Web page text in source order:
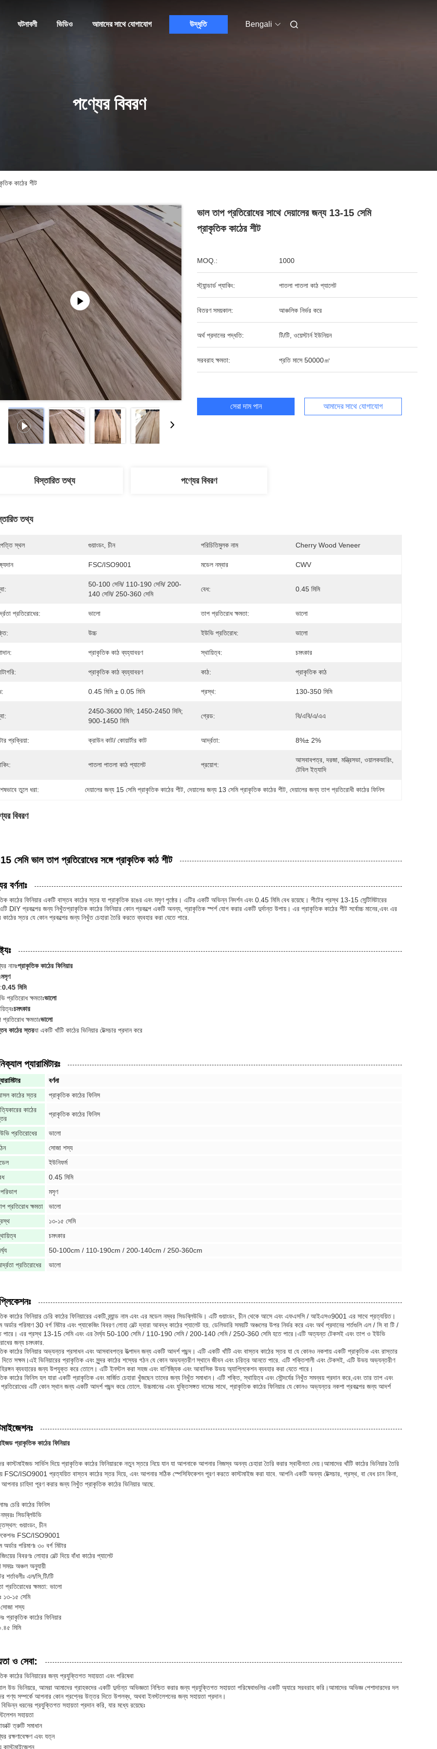
ঘটনাবলী ভিডিও আমাদের সাথে যোগাযোগ উদ্ধৃতি Bengali
পণ্যের বিবরণ
কাঠের শীট
ভাল তাপ প্রতিরোধের সাথে দেয়ালের জন্য 13-15 সেমি
প্রাকৃতিক কাঠের শীট
MOQ.: 1000
স্ট্যান্ডার্ড প্যাকিং: পাতলা পাতলা কাঠ প্যালেট
বিতরণ সময়কাল: আঞ্চলিক নির্ভর করে
অর্থ প্রদানের পদ্ধতি: টি/টি, ওয়েস্টার্ন ইউনিয়ন
সরবরাহ ক্ষমতা: প্রতি মাসে 50000㎡
সেরা দাম পান আমাদের সাথে যোগাযোগ
বিস্তারিত তথ্য পণ্যের বিবরণ
তথ্য
স্থল গুয়াংডং, চীন পরিচিতিমুলক নাম Cherry Wood Veneer
FSC/ISO9001 মডেল নম্বার CWV
50-100 সেমি/ 110-190 সেমি/ 200-
140 সেমি/ 250-360 সেমি
বেধ: 0.45 মিমি
প্রতিরোধের: ভালো তাপ প্রতিরোধ ক্ষমতা: ভালো
উচ্চ ইউভি প্রতিরোধ: ভালো
প্রাকৃতিক কাঠ ব্যহ্যাবরণ স্থায়িত্ব: চমৎকার
প্রাকৃতিক কাঠ ব্যহ্যাবরণ কাঠ: প্রাকৃতিক কাঠ
0.45 মিমি ± 0.05 মিমি প্রস্থ: 130-350 মিমি
2450-3600 মিমি; 1450-2450 মিমি;
900-1450 মিমি
গ্রেড: বি/এবি/এ/এএ
প্রক্রিয়া: ক্রাউন কাট/ কোয়ার্টার কাট আর্দ্রতা: 8%± 2%
পাতলা পাতলা কাঠ প্যালেট প্রয়োগ:
আসবাবপত্র, দরজা, মন্ত্রিসভা, ওয়ালকভারিং,
টেবিল ইত্যাদি
তুলে ধরা: দেয়ালের জন্য 15 সেমি প্রাকৃতিক কাঠের শীট , দেয়ালের জন্য 13 সেমি প্রাকৃতিক কাঠের শীট , দেয়ালের জন্য তাপ প্রতিরোধী কাঠের ফিনিস
বিবরণ
সেমি ভাল তাপ প্রতিরোধের সঙ্গে প্রাকৃতিক কাঠ শীট
বর্ণনাঃ
কাঠের ফিনিয়ার একটি বাস্তব কাঠের স্তর যা প্রাকৃতিক রঙের এবং মসৃণ পৃষ্ঠের। এটির একটি অভিন্ন নিদর্শন এবং 0.45 মিমি বেধ রয়েছে। শীটের প্রস্থ 13-15 সেন্টিমিটারের
DIY প্রকল্পের জন্য নিখুঁতপ্রাকৃতিক কাঠের ফিনিয়ার কোন প্রকল্পে একটি অনন্য, প্রাকৃতিক স্পর্শ যোগ করার একটি দুর্দান্ত উপায়। এর প্রাকৃতিক কাঠের শীট সর্বোচ্চ মানের,এবং এর
কাঠের স্তর যে কোন প্রকল্পের জন্য নিখুঁত চেহারা তৈরি করতে ব্যবহার করা যেতে পারে.
নামঃপ্রাকৃতিক কাঠের ফিনিয়ার
মসৃণ
0.45 মিমি
প্রতিরোধ ক্ষমতাঃভালো
চমৎকার
প্রতিরোধ ক্ষমতাঃভালো
কাঠের স্তরযা একটি খাঁটি কাঠের ভিনিয়ার টেক্সচার প্রদান করে
প্যারামিটারঃ
বর্ণনা
কাঠের স্তর
প্রাকৃতিক কাঠের ফিনিস
কাঠের
প্রাকৃতিক কাঠের ফিনিস
প্রতিরোধের
ভালো
সোজা শস্য
ইউনিফর্ম
0.45 মিমি
মসৃণ
প্রতিরোধ ক্ষমতা
ভালো
১৩-১৫ সেমি
চমৎকার
50-100cm / 110-190cm / 200-140cm / 250-360cm
প্রতিরোধের
ভালো
কাঠের ফিনিয়ার চেরি কাঠের ফিনিয়ারের একটি ব্র্যান্ড নাম এবং এর মডেল নম্বর সিডব্লিউভি। এটি গুয়াংডং, চীন থেকে আসে এবং এফএসসি / আইএসও9001 এর সাথে প্রত্যয়িত।
অর্ডার পরিমাণ 30 বর্গ মিটার এবং প্যাকেজিং বিবরণ লোহা বেল্ট দ্বারা আবদ্ধ কাঠের প্যালেট হয়. ডেলিভারি সময়টি অঞ্চলের উপর নির্ভর করে এবং অর্থ প্রদানের শর্তগুলি এল / সি বা টি /
পারে। এর প্রস্থ 13-15 সেমি এবং এর দৈর্ঘ্য 50-100 সেমি / 110-190 সেমি / 200-140 সেমি / 250-360 সেমি হতে পারে।এটি অত্যন্ত টেকসই এবং তাপ ও ইউভি
জন্য চমৎকার.
কাঠের ফিনিয়ার অভ্যন্তর প্রসাধন এবং আসবাবপত্র উত্পাদন জন্য একটি আদর্শ পছন্দ। এটি একটি খাঁটি এবং বাস্তব কাঠের স্তর যা যে কোনও নকশায় একটি প্রাকৃতিক এবং রাস্তার
দিতে সক্ষম।এই ভিনিয়ারের প্রাকৃতিক এবং সুন্দর কাঠের শস্যের গঠন যে কোন অভ্যন্তরীণ স্থানে জীবন এবং চরিত্র আনতে পারে. এটি শক্তিশালী এবং টেকসই, এটি উভয় অভ্যন্তরীণ
ব্যবহারের জন্য উপযুক্ত করে তোলে। এটি ইনস্টল করা সহজ এবং বাণিজ্যিক এবং আবাসিক উভয় অ্যাপ্লিকেশন ব্যবহার করা যেতে পারে।
কাঠের ফিনিস হল যারা একটি প্রাকৃতিক এবং মার্জিত চেহারা খুঁজছেন তাদের জন্য নিখুঁত সমাধান। এটি শক্তি, স্থায়িত্ব এবং সৌন্দর্যের নিখুঁত সমন্বয় প্রদান করে,এবং তার তাপ এবং
এটি কোন স্থান জন্য একটি আদর্শ পছন্দ করে তোলে. উচ্চমানের এবং যুক্তিসঙ্গত দামের সাথে, প্রাকৃতিক কাঠের ফিনিয়ার যে কোনও অভ্যন্তর নকশা প্রকল্পের জন্য আদর্শ
প্রাকৃতিক কাঠের ফিনিয়ার
কাস্টমাইজড সার্ভিস দিয়ে প্রাকৃতিক কাঠের ফিনিয়ারকে নতুন স্তরে নিয়ে যান যা আপনাকে আপনার নিজস্ব অনন্য চেহারা তৈরি করার স্বাধীনতা দেয়।আমাদের খাঁটি কাঠের ভিনিয়ার তৈরি
FSC/ISO9001 প্রত্যয়িত বাস্তব কাঠের স্তর দিয়ে, এবং আপনার সঠিক স্পেসিফিকেশন পূরণ করতে কাস্টমাইজ করা যাবে. আপনি একটি অনন্য টেক্সচার, প্রস্থ, বা বেধ চান কিনা,
চাহিদা পূরণ করার জন্য নিখুঁত প্রাকৃতিক কাঠের ভিনিয়ার আছে.
নামঃ চেরি কাঠের ফিনিস
সিডব্লিউভি
গুয়াংডং, চীন
FSC/ISO9001
পরিমাণঃ ৩০ বর্গ মিটার
বিবরণঃ লোহার বেল্ট দিয়ে বাঁধা কাঠের প্যালেট
সময়ঃ অঞ্চল অনুযায়ী
শর্তাবলীঃ এল/সি,টি/টি
প্রতিরোধের ক্ষমতা: ভালো
১৩-১৫ সেমি
সোজা শস্য
প্রাকৃতিক কাঠের ফিনিয়ার
মিমি
ও সেবা:
কাঠের ভিনিয়ারের জন্য প্রযুক্তিগত সহায়তা এবং পরিষেবা
উড ভিনিয়রে, আমরা আমাদের গ্রাহকদের একটি দুর্দান্ত অভিজ্ঞতা নিশ্চিত করার জন্য প্রযুক্তিগত সহায়তা পরিষেবাগুলির একটি অ্যারে সরবরাহ করি।আমাদের অভিজ্ঞ পেশাদারদের দল
পণ্য সম্পর্কে আপনার কোন প্রশ্নের উত্তর দিতে উপলব্ধ, অথবা ইনস্টলেশনের জন্য সহায়তা প্রদান।
ধরনের প্রযুক্তিগত সহায়তা প্রদান করি, যার মধ্যে রয়েছেঃ
সহায়তা
ত্রুটি সমাধান
রক্ষণাবেক্ষণ এবং যত্ন
কাস্টমাইজেশন